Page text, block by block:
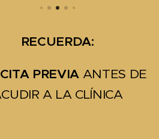
RECUERDA:
CITA PREVIA ANTES DE
A LA CLÍNICA